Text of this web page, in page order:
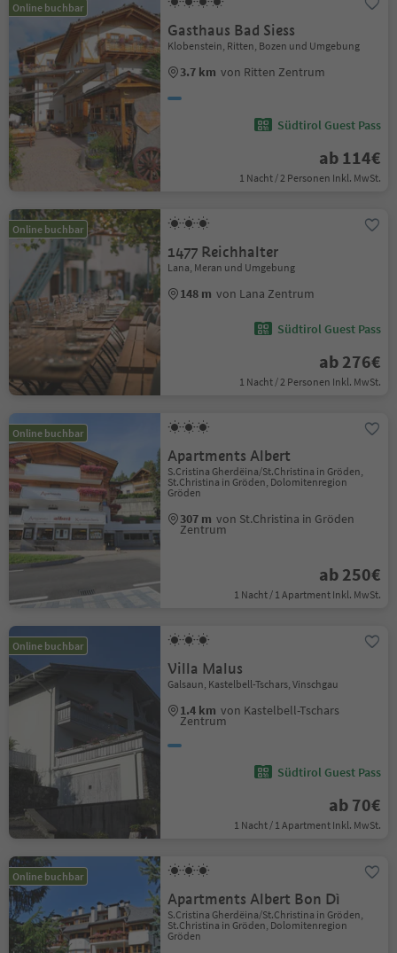
Online buchbar
Gasthaus Bad Siess
Klobenstein, Ritten, Bozen und Umgebung
3.7 km von Ritten Zentrum
Südtirol Guest Pass
ab 114€
1 Nacht / 2 Personen Inkl. MwSt.
Online buchbar
1477 Reichhalter
Lana, Meran und Umgebung
148 m von Lana Zentrum
Südtirol Guest Pass
ab 276€
1 Nacht / 2 Personen Inkl. MwSt.
Online buchbar
Apartments Albert
S.Cristina Gherdëina/St.Christina in Gröden,
St.Christina in Gröden, Dolomitenregion
Gröden
307 m von St.Christina in Gröden
Zentrum
ab 250€
1 Nacht / 1 Apartment Inkl. MwSt.
Online buchbar
Villa Malus
Galsaun, Kastelbell-Tschars, Vinschgau
1.4 km von Kastelbell-Tschars
Zentrum
Südtirol Guest Pass
ab 70€
1 Nacht / 1 Apartment Inkl. MwSt.
Online buchbar
Apartments Albert Bon Dì
S.Cristina Gherdëina/St.Christina in Gröden,
St.Christina in Gröden, Dolomitenregion
Gröden